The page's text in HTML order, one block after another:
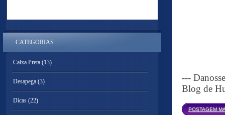
---
Blog de
POSTAGEM
CATEGORIAS
Caixa Preta (13)
Desapega (3)
Dicas (22)